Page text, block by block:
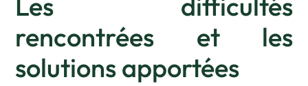
rencontrées et les
solutions apportées